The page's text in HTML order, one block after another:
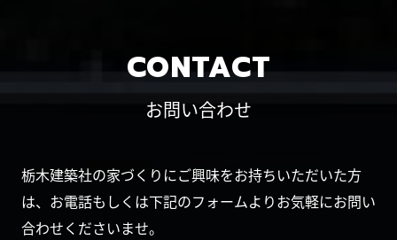
CONTACT
お問い合わせ
栃木建築社の家づくりにご興味をお持ちいただいた方
は、お電話もしくは下記のフォームよりお気軽にお問い
合わせくださいませ。